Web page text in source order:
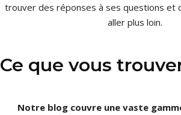
trouver des réponses à ses questions et
aller plus loin.
Ce que vous
Notre blog couvre une vaste